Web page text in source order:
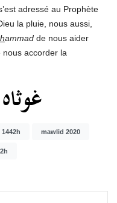
adressé au Prophète
la pluie, nous aussi,
hammad de nous aider
nous accorder la
mawlid 2020